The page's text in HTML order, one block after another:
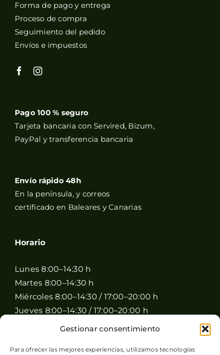
Gestionar consentimiento
Para ofrecer las mejores experiencias, utilizamos tecnologías
Forma de pago y entrega
Proceso de compra
Seguimiento del pedido
Envíos e impuestos
Pago 100 % seguro
Tarjeta bancaria con Servired, Bizum,
PayPal y transferencia bancaria
Envío rápido 48h
En la península, y correos
certificado en Baleares y Canarias
Horario
Lunes 8:00–14:30 h
Martes 8:00–14:30 h
Miércoles 8:00–14:30 / 17:00–20:00 h
Jueves 8:00–14:30 / 17:00–20:00 h
Viernes 8:00–14:30 / 17:00–20:00 h
Domingo Cerrado